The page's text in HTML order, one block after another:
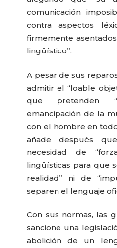
comunicación
contra aspectos
firmemente
lingüístico”.
A pesar de sus
admitir el “loable
que pretenden
emancipación de la
con el hombre en
añade después
necesidad de
lingüísticas para que
realidad” ni de
separen el lenguaje
Con sus normas, las
sancione una
abolición de un